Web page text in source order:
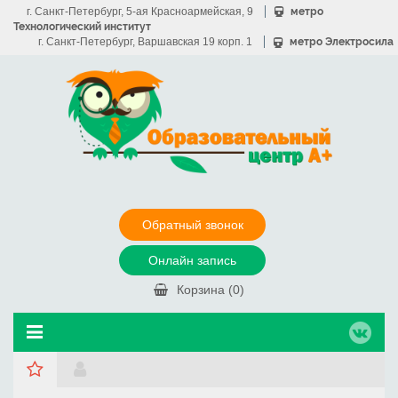
г. Санкт-Петербург, 5-ая Красноармейская, 9
метро
Технологический институт
г. Санкт-Петербург, Варшавская 19 корп. 1
метро Электросила
Обратный звонок
Онлайн запись
Корзина (0)